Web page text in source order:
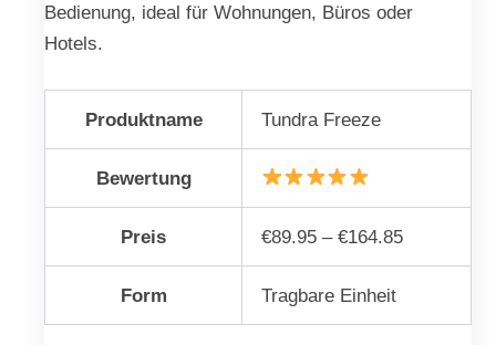
Bedienung, ideal für Wohnungen, Büros oder
Hotels.
Produktname Tundra Freeze
Bewertung
Preis €89.95 – €164.85
Form Tragbare Einheit